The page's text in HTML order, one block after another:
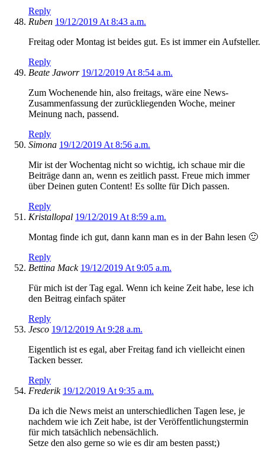
Reply
Ruben 19/12/2019 At 8:43 a.m.
Freitag oder Montag ist beides gut. Es ist immer ein Aufsteller.
Reply
Beate Jaworr 19/12/2019 At 8:54 a.m.
Zum Wochenende hin, also freitags, wäre eine News-
Zusammenfassung der zurückliegenden Woche, meiner
Meinung nach, passend.
Reply
Simona 19/12/2019 At 8:56 a.m.
Mir ist der Wochentag nicht so wichtig, ich schaue mir die
Beiträge dann an, wenn es zeitlich passt. Freue mich immer
über Deinen guten Content! Es sollte für Dich passen.
Reply
Kristallopal 19/12/2019 At 8:59 a.m.
Montag finde ich gut, dann kann man es in der Bahn lesen 🙂
Reply
Bettina Mack 19/12/2019 At 9:05 a.m.
Für mich ist der Tag egal. Wenn ich keine Zeit habe, lese ich
den Beitrag einfach später
Reply
Jesco 19/12/2019 At 9:28 a.m.
Eigentlich ist es egal, aber Freitag fand ich vielleicht einen
Tacken besser.
Reply
Frederik 19/12/2019 At 9:35 a.m.
Da ich die News meist an unterschiedlichen Tagen lese, je
nachdem wie ich Zeit habe, ist der Veröffentlichungstermin
für mich tatsächlich nebensächlich.
Setze den also gerne so wie es dir am besten passt;)